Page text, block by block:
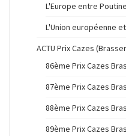
L'Europe entre
L'Union européenne
ACTU Prix Cazes
86ème Prix Cazes
87ème Prix Cazes
88ème Prix Cazes
89ème Prix Cazes